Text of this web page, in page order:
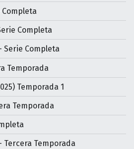
Completa
Serie Completa
Temporada
Temporada 1
Temporada
Tercera Temporada